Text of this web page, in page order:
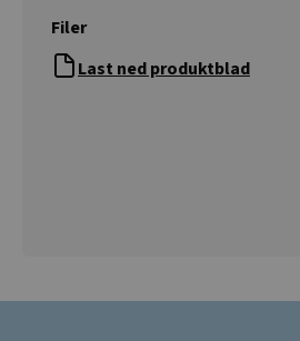
Filer
Last ned produktblad